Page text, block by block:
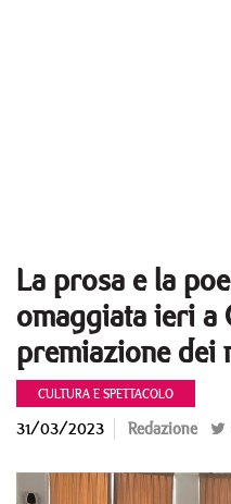
La prosa e la
omaggiata ieri a
premiazione
CULTURA E SPETTACOLO
31/03/2023 Redazione